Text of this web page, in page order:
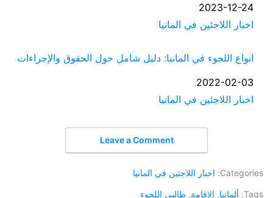
التاريخ
2023-12-24
في ما يتعلق بما يأتي
اخبار اللاجئين في المانيا
انواع اللجوء في المانيا: دليل شامل حول الحقوق والإجراءات
التاريخ
2022-02-03
في ما يتعلق بما يأتي
اخبار اللاجئين في المانيا
Leave a Comment
Categories: اخبار اللاجئين في المانيا
Tags: ألمانيا, الاقامة, طالبي اللجوء